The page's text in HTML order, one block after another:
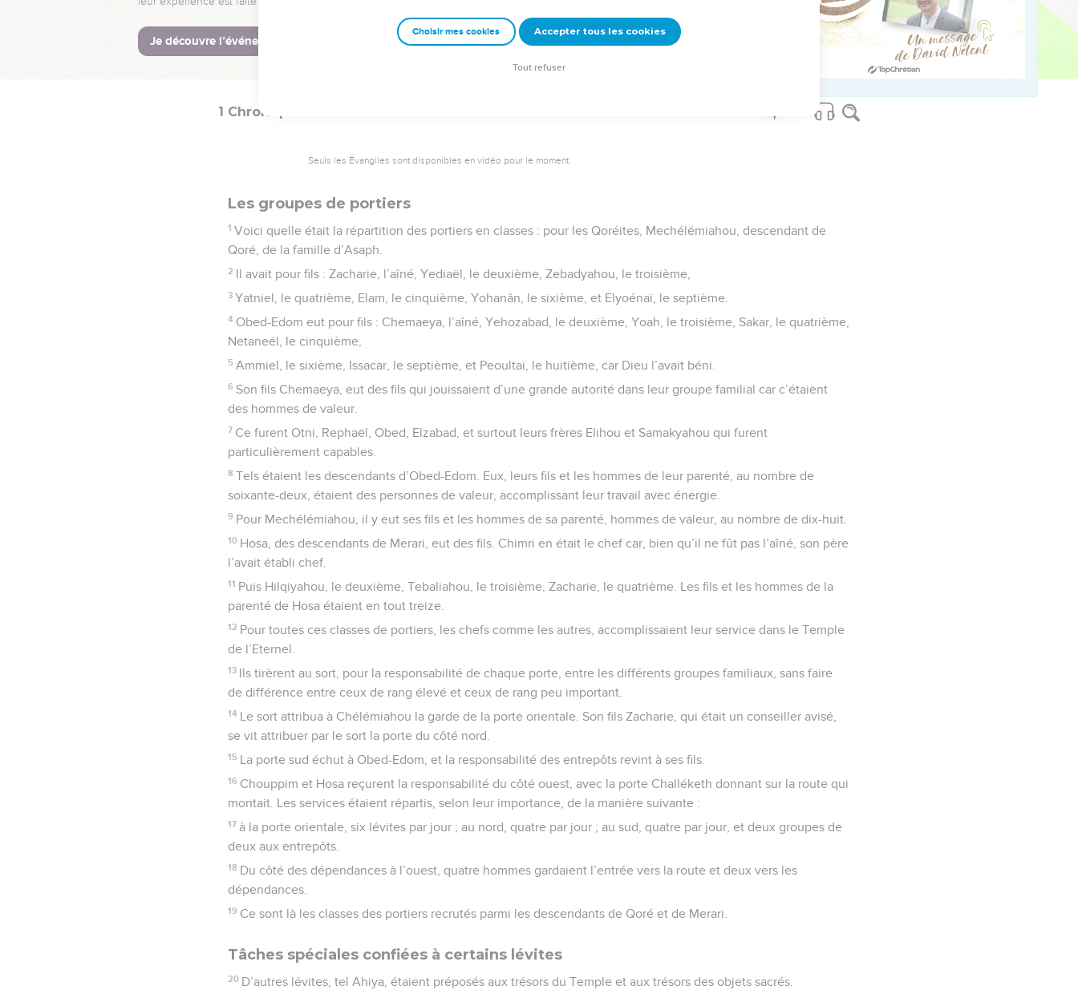
La Bible Du Semeur Copyright © 1992, 1999 by Biblica, Inc.® Used by permission. All rights reserved worldwide.
1 Chroniques
Seuls les Évangiles sont disponibles en vidéo pour le moment.
Les groupes de portiers
1 Voici quelle était la répartition des portiers en classes : pour les Qoréites, Mechélémiahou, descendant de
Qoré, de la famille d’Asaph.
2 Il avait pour fils : Zacharie, l’aîné, Yediaël, le deuxième, Zebadyahou, le troisième,
3 Yatniel, le quatrième, Elam, le cinquième, Yohanân, le sixième, et Elyoénaï, le septième.
4 Obed-Edom eut pour fils : Chemaeya, l’aîné, Yehozabad, le deuxième, Yoah, le troisième, Sakar, le quatrième,
Netaneél, le cinquième,
5 Ammiel, le sixième, Issacar, le septième, et Peoultaï, le huitième, car Dieu l’avait béni.
6 Son fils Chemaeya, eut des fils qui jouissaient d’une grande autorité dans leur groupe familial car c’étaient
des hommes de valeur.
7 Ce furent Otni, Rephaël, Obed, Elzabad, et surtout leurs frères Elihou et Samakyahou qui furent
particulièrement capables.
8 Tels étaient les descendants d’Obed-Edom. Eux, leurs fils et les hommes de leur parenté, au nombre de
soixante-deux, étaient des personnes de valeur, accomplissant leur travail avec énergie.
9 Pour Mechélémiahou, il y eut ses fils et les hommes de sa parenté, hommes de valeur, au nombre de dix-huit.
10 Hosa, des descendants de Merari, eut des fils. Chimri en était le chef car, bien qu’il ne fût pas l’aîné, son père
l’avait établi chef.
11 Puis Hilqiyahou, le deuxième, Tebaliahou, le troisième, Zacharie, le quatrième. Les fils et les hommes de la
parenté de Hosa étaient en tout treize.
12 Pour toutes ces classes de portiers, les chefs comme les autres, accomplissaient leur service dans le Temple
de l’Eternel.
13 Ils tirèrent au sort, pour la responsabilité de chaque porte, entre les différents groupes familiaux, sans faire
de différence entre ceux de rang élevé et ceux de rang peu important.
14 Le sort attribua à Chélémiahou la garde de la porte orientale. Son fils Zacharie, qui était un conseiller avisé,
se vit attribuer par le sort la porte du côté nord.
15 La porte sud échut à Obed-Edom, et la responsabilité des entrepôts revint à ses fils.
16 Chouppim et Hosa reçurent la responsabilité du côté ouest, avec la porte Challéketh donnant sur la route qui
montait. Les services étaient répartis, selon leur importance, de la manière suivante :
17 à la porte orientale, six lévites par jour ; au nord, quatre par jour ; au sud, quatre par jour, et deux groupes de
deux aux entrepôts.
18 Du côté des dépendances à l’ouest, quatre hommes gardaient l’entrée vers la route et deux vers les
dépendances.
19 Ce sont là les classes des portiers recrutés parmi les descendants de Qoré et de Merari.
Tâches spéciales confiées à certains lévites
20 D’autres lévites, tel Ahiya, étaient préposés aux trésors du Temple et aux trésors des objets sacrés.
Choisir mes cookies Accepter tous les cookies
Tout refuser